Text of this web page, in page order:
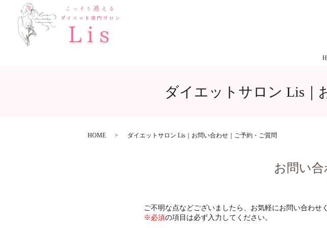
ダイエットサロン Lis｜
HOME ダイエットサロン Lis｜お問い合わせ｜ご予約・ご質問
お問い
ご不明な点などございましたら、お気軽にお問い合わせ
※必須の項目は必ず入力してください。